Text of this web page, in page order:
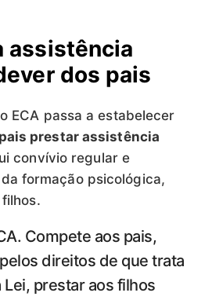
assistência
dos pais
ECA passa a estabelecer
prestar assistência
convívio regular e
formação psicológica,
Compete aos pais,
direitos de que trata
Lei, prestar aos filhos